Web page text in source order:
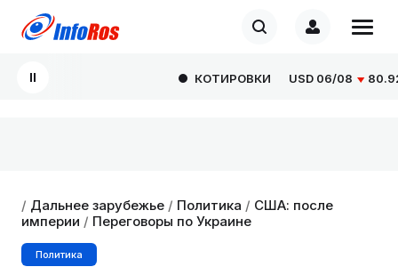
КОТИРОВКИ USD06/08 80.9293
/ Дальнее зарубежье / Политика / США: после
империи / Переговоры по Украине
Политика